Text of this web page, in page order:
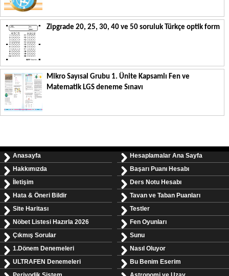
Zipgrade 20, 25, 30, 40 ve 50 soruluk Türkçe optik form
Mikro Sayısal Grubu 1. Ünite Kapsamlı Fen ve
Matematik LGS deneme Sınavı
Anasayfa
Hakkımızda
İletişim
Hata & Öneri Bildir
Site Haritası
Nöbet Listesi Hazırla 2026
Çıkmış Sorular
1.Dönem Denemeleri
ULTRAFEN Denemeleri
Hesaplamalar Ana Sayfa
Başarı Puanı Hesabı
Ders Notu Hesabı
Tavan ve Taban Puanları
Testler
Fen Oyunları
Sunu
Nasıl Oluyor
Bu Benim Eserim